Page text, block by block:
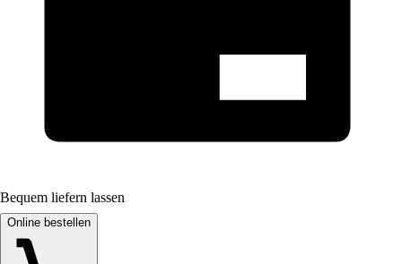
Bequem liefern lassen
Online bestellen